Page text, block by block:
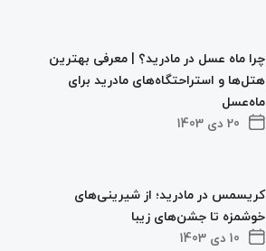
20 دی 1403
چرا ماه عسل در مادرید؟ | معرفی بهترین
هتل‌ها و استراحتگاه‌های مادرید برای
ماه‌عسل
10 دی 1403
کریسمس در مادرید؛ از شیرینی‌های
خوشمزه تا جشن‌های زیبا